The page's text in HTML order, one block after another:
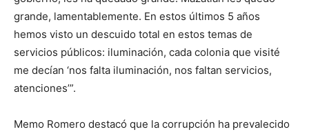
grande, lamentablemente. En estos últimos 5 años
hemos visto un descuido total en estos temas de
servicios públicos: iluminación, cada colonia que visité
me decían ‘nos falta iluminación, nos faltan servicios,
atenciones’”.
Memo Romero destacó que la corrupción ha prevalecido